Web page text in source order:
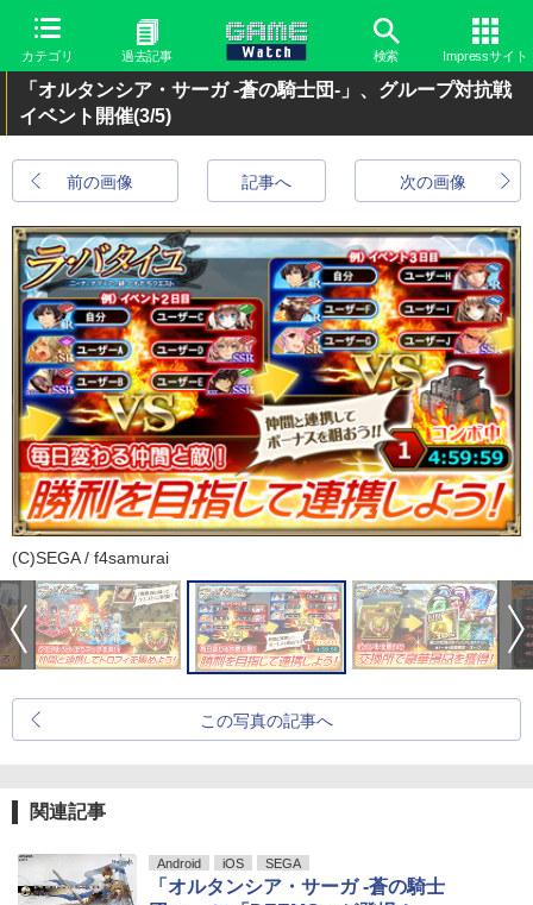
カテゴリ 過去記事 検索 Impressサイト
「オルタンシア・サーガ -蒼の騎士団-」、グループ対抗戦
イベント開催(3/5)
前の画像 次の画像
記事へ
(C)SEGA / f4samurai
この写真の記事へ
関連記事
Android iOS SEGA
「オルタンシア・サーガ -蒼の騎士